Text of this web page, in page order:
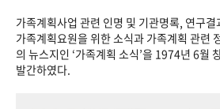
가족계획사업 관련 인명 및 기관명록, 연구
가족계획요원을 위한 소식과 가족계획 관련
의 뉴스지인 ‘가족계획 소식’을 1974년 6월
발간하였다.